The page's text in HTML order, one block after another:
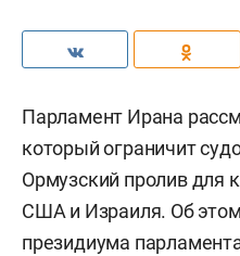
Парламент Ирана
который ограничит
Ормузский пролив для
США и Израиля. Об
президиума